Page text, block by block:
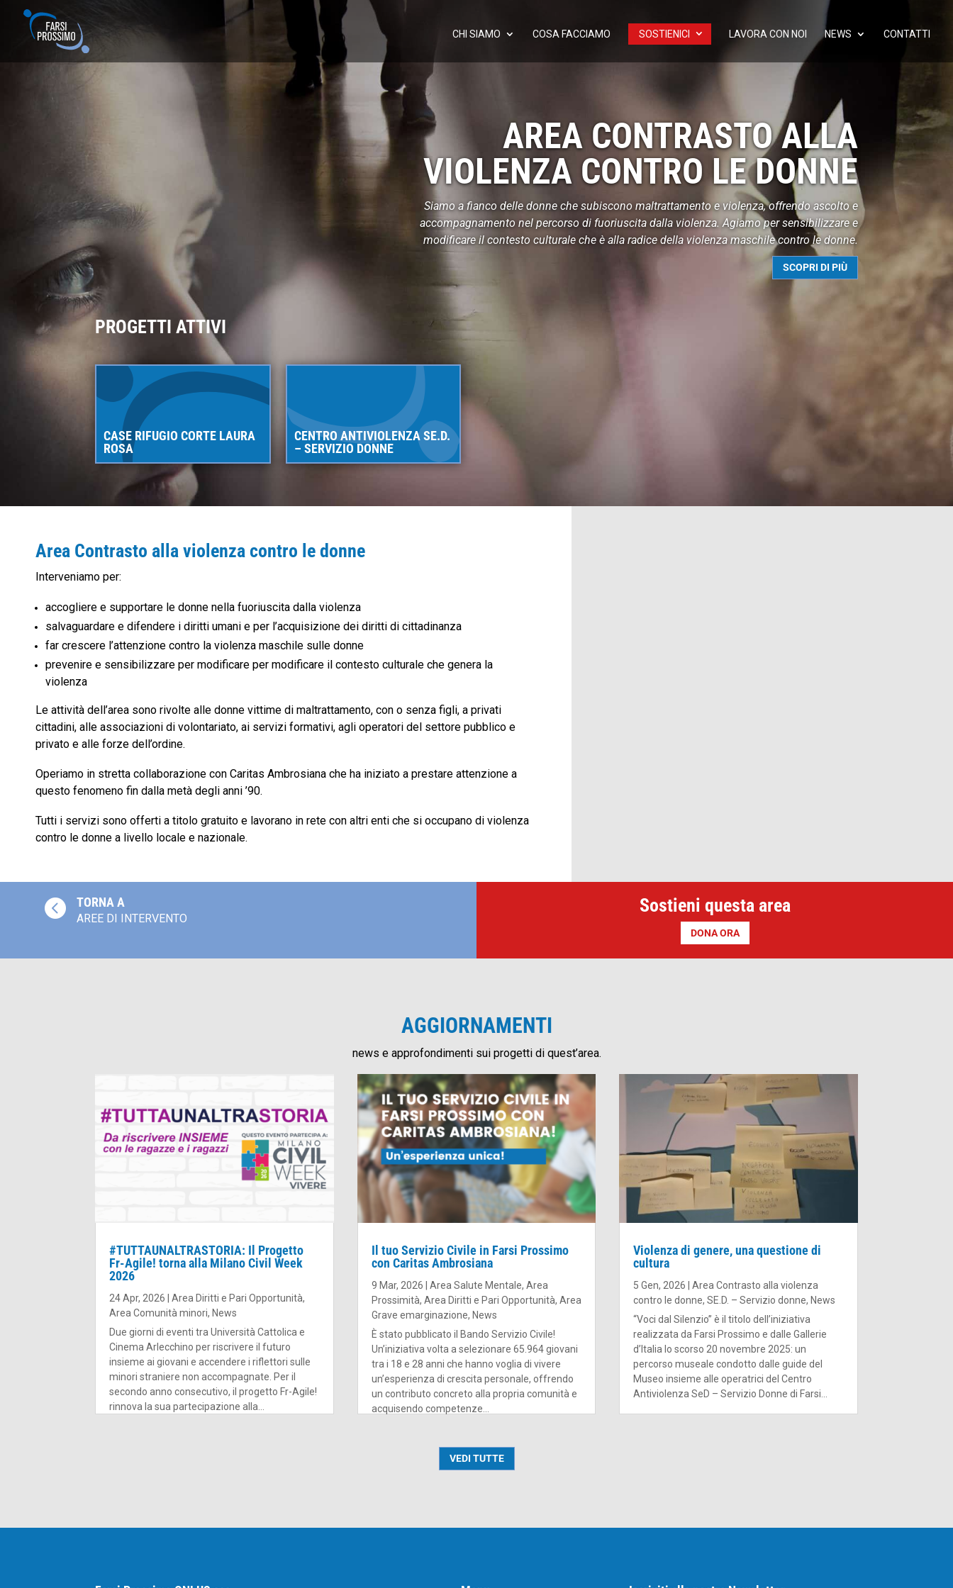
CHI SIAMO COSA FACCIAMO SOSTIENICI LAVORA CON NOI NEWS CONTATTI
AREA CONTRASTO ALLA
VIOLENZA CONTRO LE DONNE
Siamo a fianco delle donne che subiscono maltrattamento e violenza, offrendo ascolto e
accompagnamento nel percorso di fuoriuscita dalla violenza. Agiamo per sensibilizzare e
modificare il contesto culturale che è alla radice della violenza maschile contro le donne.
SCOPRI DI PIÙ
PROGETTI ATTIVI
CASE RIFUGIO CORTE LAURA
ROSA
CENTRO ANTIVIOLENZA SE.D.
– SERVIZIO DONNE
Area Contrasto alla violenza contro le donne
Interveniamo per:
accogliere e supportare le donne nella fuoriuscita dalla violenza
salvaguardare e difendere i diritti umani e per l’acquisizione dei diritti di cittadinanza
far crescere l’attenzione contro la violenza maschile sulle donne
prevenire e sensibilizzare per modificare per modificare il contesto culturale che genera la
violenza
Le attività dell’area sono rivolte alle donne vittime di maltrattamento, con o senza figli, a privati
cittadini, alle associazioni di volontariato, ai servizi formativi, agli operatori del settore pubblico e
privato e alle forze dell’ordine.
Operiamo in stretta collaborazione con Caritas Ambrosiana che ha iniziato a prestare attenzione a
questo fenomeno fin dalla metà degli anni ’90.
Tutti i servizi sono offerti a titolo gratuito e lavorano in rete con altri enti che si occupano di violenza
contro le donne a livello locale e nazionale.
 TORNA A
AREE DI INTERVENTO
Sostieni questa area
DONA ORA
AGGIORNAMENTI
news e approfondimenti sui progetti di quest’area.
#TUTTAUNALTRASTORIA: Il Progetto
Fr-Agile! torna alla Milano Civil Week
2026
24 Apr, 2026 |Area Diritti e Pari Opportunità,
Area Comunità minori, News
Due giorni di eventi tra Università Cattolica e
Cinema Arlecchino per riscrivere il futuro
insieme ai giovani e accendere i riflettori sulle
minori straniere non accompagnate. Per il
secondo anno consecutivo, il progetto Fr-Agile!
rinnova la sua partecipazione alla...
Il tuo Servizio Civile in Farsi Prossimo
con Caritas Ambrosiana
9 Mar, 2026 Area Salute Mentale, Area
Prossimità, Area Diritti e Pari Opportunità, Area
Grave emarginazione, News
È stato pubblicato il Bando Servizio Civile!
Un’iniziativa volta a selezionare 65.964 giovani
tra i 18 e 28 anni che hanno voglia di vivere
un’esperienza di crescita personale, offrendo
un contributo concreto alla propria comunità e
acquisendo competenze...
Violenza di genere, una questione di
cultura
5 Gen, 2026
Area Contrasto alla violenza
contro le donne, SE.D. – Servizio donne, News
“Voci dal Silenzio” è il titolo dell’iniziativa
realizzata da Farsi Prossimo e dalle Gallerie
d’Italia lo scorso 20 novembre 2025: un
percorso museale condotto dalle guide del
Museo insieme alle operatrici del Centro
Antiviolenza SeD – Servizio Donne di Farsi...
VEDI TUTTE